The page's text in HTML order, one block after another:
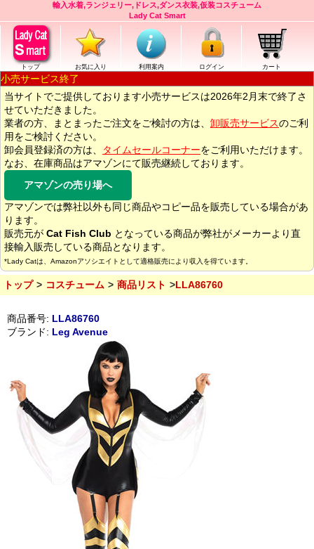
輸入水着,ランジェリー,ドレス,ダンス衣装,仮装コスチューム
Lady Cat Smart
トップ お気に入り 利用案内 ログイン カート
小売サービス終了
当サイトでご提供しております小売サービスは2026年2月末で終了さ
せていただきました。
業者の方、まとまったご注文をご検討の方は、 卸販売サービスのご利
用をご検討ください。
卸会員登録済の方は、
タイムセールコーナーをご利用いただけます。
なお、在庫商品はアマゾンにて販売継続しております。
アマゾンの売り場へ
アマゾンでは弊社以外も同じ商品やコピー品を販売している場合があ
ります。
販売元が Cat Fish Club となっている商品が弊社がメーカーより直
接輸入販売している商品となります。
*Lady Catは、Amazonアソシエイトとして適格販売により収入を得ています。
トップ コスチューム 商品リスト LLA86760
商品番号: LLA86760
ブランド: Leg Avenue